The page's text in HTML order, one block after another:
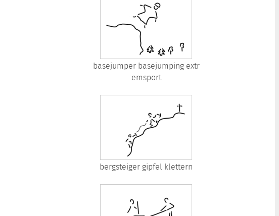
basejumper basejumping extr
emsport
bergsteiger gipfel klettern